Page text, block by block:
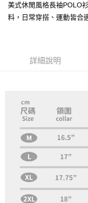
ATM付款
每筆NT$60，滿
7-11取貨付款
每筆NT$60，滿
付款後7-11取貨
每筆NT$60，滿
宅配
每筆NT$120，滿
美式休閒風格長袖POLO
料，日常穿搭、運動皆合
詳細說明